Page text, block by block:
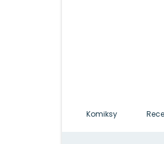
Komiksy